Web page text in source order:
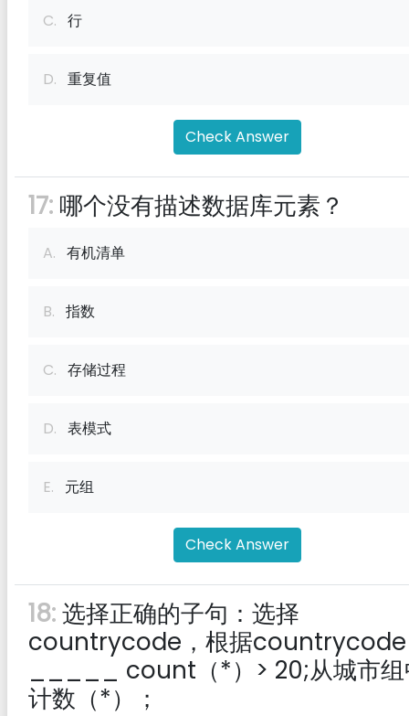
C. 行
D. 重复值
Check Answer
17: 哪个没有描述数据库元素？
A. 有机清单
B. 指数
C. 存储过程
D. 表模式
E. 元组
Check Answer
18:选择正确的子句：选择
countrycode，根据countrycode
_____ count（*）> 20;从城市组
计数（*）；